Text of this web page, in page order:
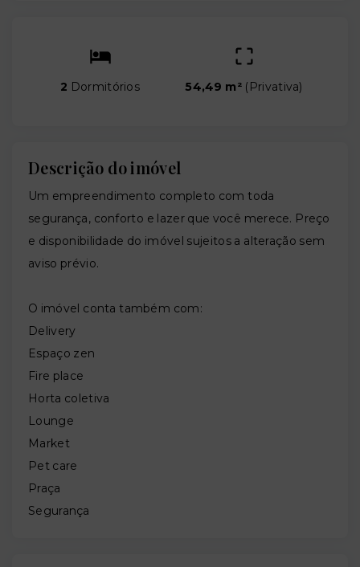
2 Dormitórios 54,49 m² ( Privativa)
Descrição do imóvel
Um empreendimento completo com toda
segurança, conforto e lazer que você merece. Preço
e disponibilidade do imóvel sujeitos a alteração sem
aviso prévio.
O imóvel conta também com:
Delivery
Espaço zen
Fire place
Horta coletiva
Lounge
Market
Pet care
Praça
Segurança